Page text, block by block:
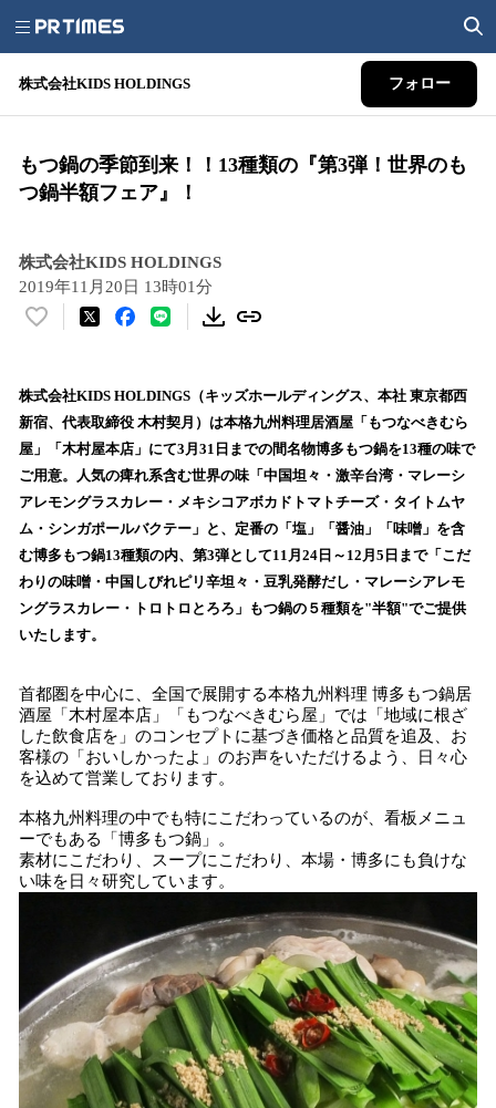
株式会社KIDS HOLDINGS フォロー
もつ鍋の季節到来！！13種類の『第3弾！世界のも
つ鍋半額フェア』！
株式会社KIDS HOLDINGS
2019年11月20日 13時01分
い
！
数
を
読
込
み
中
で
す
株式会社KIDS HOLDINGS（キッズホールディングス、本社 東京都西
新宿、代表取締役 木村契月）は本格九州料理居酒屋「もつなべきむら
屋」「木村屋本店」にて3月31日までの間名物博多もつ鍋を13種の味で
ご用意。人気の痺れ系含む世界の味「中国坦々・激辛台湾・マレーシ
アレモングラスカレー・メキシコアボカドトマトチーズ・タイトムヤ
ム・シンガポールバクテー」と、定番の「塩」「醤油」「味噌」を含
む博多もつ鍋13種類の内、第3弾として11月24日～12月5日まで「こだ
わりの味噌・中国しびれピリ辛坦々・豆乳発酵だし・マレーシアレモ
ングラスカレー・トロトロとろろ」もつ鍋の５種類を"半額"でご提供
いたします。
首都圏を中心に、全国で展開する本格九州料理 博多もつ鍋居
酒屋「木村屋本店」「もつなべきむら屋」では「地域に根ざ
した飲食店を」のコンセプトに基づき価格と品質を追及、お
客様の「おいしかったよ」のお声をいただけるよう、日々心
を込めて営業しております。
本格九州料理の中でも特にこだわっているのが、看板メニュ
ーでもある「博多もつ鍋」。
素材にこだわり、スープにこだわり、本場・博多にも負けな
い味を日々研究しています。